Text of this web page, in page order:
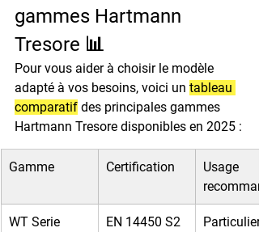
gammes Hartmann
Tresore 📊
Pour vous aider à choisir le modèle
adapté à vos besoins, voici un tableau
comparatif des principales gammes
Hartmann Tresore disponibles en 2025 :
Gamme Certification
Usage
WT Serie EN 14450 S2